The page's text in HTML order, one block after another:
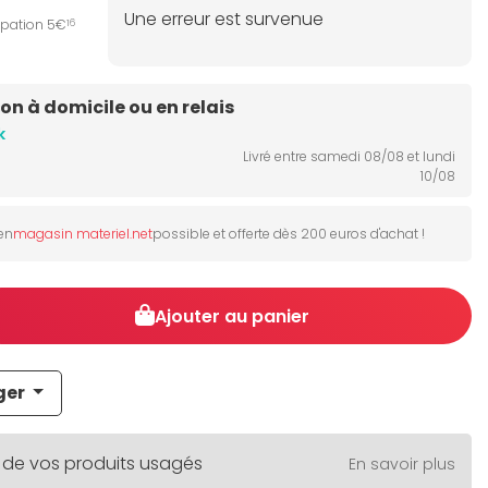
5€16
Une erreur est survenue
à domicile ou en relais
Livré entre samedi 08/08 et lundi
10/08
magasin materiel.netpossible et offerte dès 200 euros d'achat !
Ajouter au panier
de vos produits usagés En savoir plus